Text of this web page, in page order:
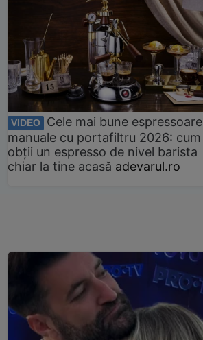
VIDEO
Cele mai bune espressoare
manuale cu portafiltru 2026: cum
obții un espresso de nivel barista
chiar la tine acasă adevarul.ro